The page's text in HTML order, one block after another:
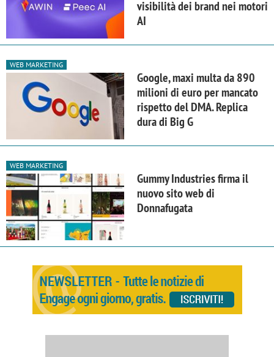
visibilità dei brand nei motori
AI
WEB MARKETING
Google, maxi multa da 890
milioni di euro per mancato
rispetto del DMA. Replica
dura di Big G
WEB MARKETING
Gummy Industries firma il
nuovo sito web di
Donnafugata